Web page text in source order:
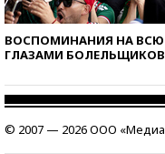
ВОСПОМИНАНИЯ НА
ГЛАЗАМИ БОЛЕЛЬЩИКОВ
© 2007 — 2026 ООО «Медиа